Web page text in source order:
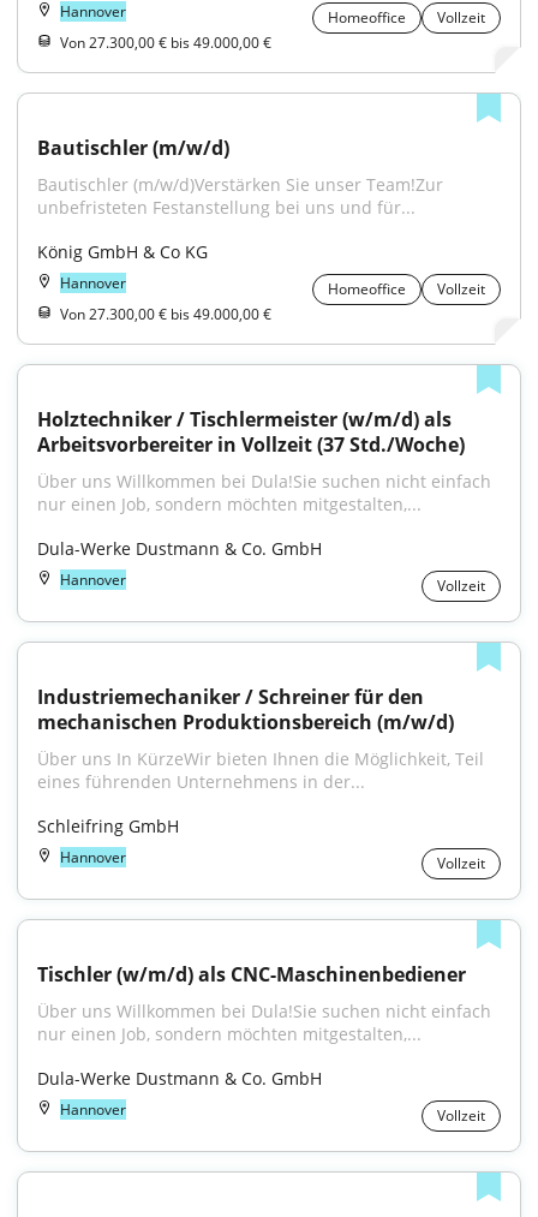
Hannover Homeoffice
Vollzeit
Von 27.300,00 € bis 49.000,00 €
Bautischler (m/w/d)
Bautischler (m/w/d)Verstärken Sie unser Team!Zur
unbefristeten Festanstellung bei uns und für...
König GmbH & Co KG
Hannover Homeoffice
Vollzeit
Von 27.300,00 € bis 49.000,00 €
Holztechniker / Tischlermeister (w/m/d) als
Arbeitsvorbereiter in Vollzeit (37 Std./Woche)
Über uns Willkommen bei Dula!Sie suchen nicht einfach
nur einen Job, sondern möchten mitgestalten,...
Dula-Werke Dustmann & Co. GmbH
Hannover Vollzeit
Industriemechaniker / Schreiner für den
mechanischen Produktionsbereich (m/w/d)
Über uns In KürzeWir bieten Ihnen die Möglichkeit, Teil
eines führenden Unternehmens in der...
Schleifring GmbH
Hannover Vollzeit
Tischler (w/m/d) als CNC-Maschinenbediener
Über uns Willkommen bei Dula!Sie suchen nicht einfach
nur einen Job, sondern möchten mitgestalten,...
Dula-Werke Dustmann & Co. GmbH
Hannover Vollzeit